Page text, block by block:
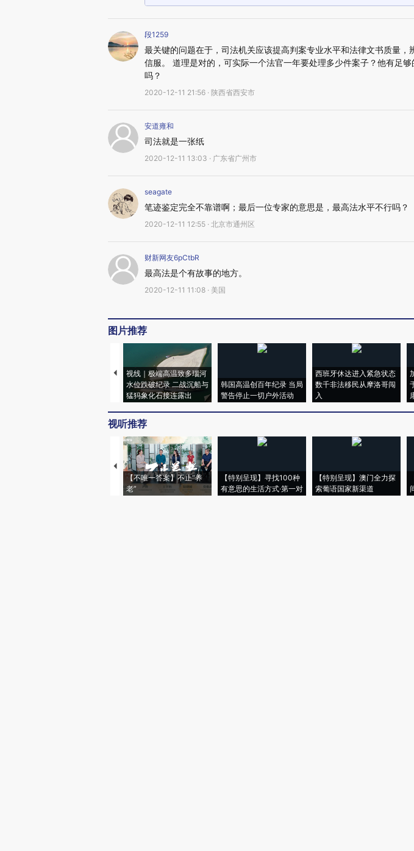
段1259
最关键的问题在于，司法机关应该提高判案专业水平和法律文书质量，
信服。 道理是对的，可实际一个法官一年要处理多少件案子？他有足
吗？
2020-12-11 21:56 · 陕西省西安市
安道雍和
司法就是一张纸
2020-12-11 13:03 · 广东省广州市
seagate
笔迹鉴定完全不靠谱啊；最后一位专家的意思是，最高法水平不行吗？
2020-12-11 12:55 · 北京市通州区
财新网友6pCtbR
最高法是个有故事的地方。
2020-12-11 11:08 · 美国
图片推荐
视线｜极端高温致多瑙河
水位跌破纪录 二战沉船与
猛犸象化石接连露出
韩国高温创百年纪录 当局
警告停止一切户外活动
西班牙休达进入紧急状态
数千非法移民从摩洛哥闯
入
视听推荐
【不唯一答案】不止“养
老”
【特别呈现】寻找100种
有意思的生活方式·第一对
【特别呈现】澳门全力探
索葡语国家新渠道